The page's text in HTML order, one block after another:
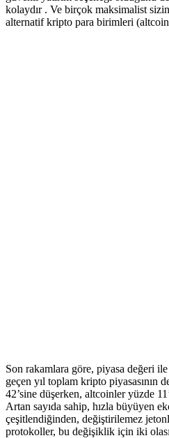
kolaydır . Ve birçok maksimalist
alternatif kripto para birimleri
Son rakamlara göre, piyasa değeri
geçen yıl toplam kripto piyasasının
42’sine düşerken, altcoinler yüzde
Artan sayıda sahip, hızla büyüyen
çeşitlendiğinden, değiştirilemez
protokoller, bu değişiklik için iki